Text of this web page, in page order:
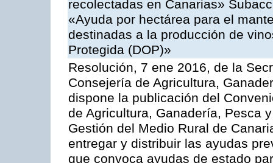
recolectadas en Canarias»
«Ayuda por hectárea para el
destinadas a la producción de
Protegida (DOP)»
Resolución, 7 ene 2016, de la
Consejería de Agricultura,
dispone la publicación del
de Agricultura, Ganadería, Pesca
Gestión del Medio Rural de
entregar y distribuir las ayudas
que convoca ayudas de estado